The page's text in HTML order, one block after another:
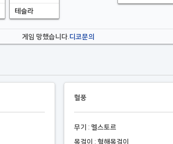
테슬라
게임 망했습니다. 디코문의
혈풍
무기 : 멜스토르
목걸이 : 혈해목걸이